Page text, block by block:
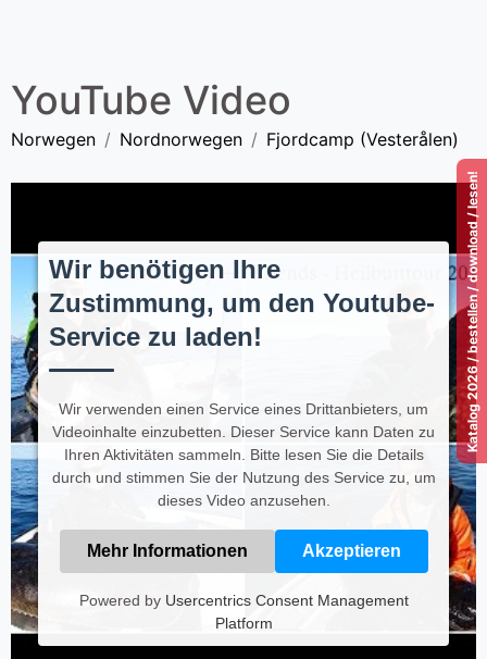
Katalog 2026 / bestellen / download / lesen!
YouTube Video
Norwegen Nordnorwegen Fjordcamp (Vesterålen)
Wir benötigen Ihre
Zustimmung, um den Youtube-
Service zu laden!
Wir verwenden einen Service eines Drittanbieters, um
Videoinhalte einzubetten. Dieser Service kann Daten zu
Ihren Aktivitäten sammeln. Bitte lesen Sie die Details
durch und stimmen Sie der Nutzung des Service zu, um
dieses Video anzusehen.
Mehr Informationen Akzeptieren
Powered by Usercentrics Consent Management
Platform